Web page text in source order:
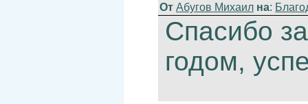
От Абугов Михаил на:
Спасибо
годом,